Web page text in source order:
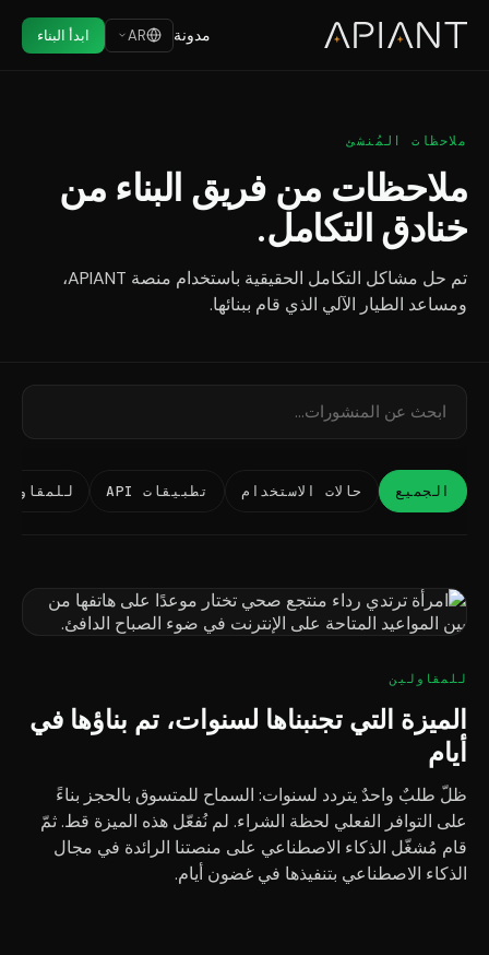
مدونة AR ابدأ البناء
ملاحظات المُنشئ
ملاحظات من فريق البناء من
خنادق التكامل.
تم حل مشاكل التكامل الحقيقية باستخدام منصة APIANT،
ومساعد الطيار الآلي الذي قام ببنائها.
الجميع حالات الاستخدام تطبيقات API
للمقاولين
الميزة التي تجنبناها لسنوات، تم بناؤها في
أيام
ظلّ طلبٌ واحدٌ يتردد لسنوات: السماح للمتسوق بالحجز بناءً
على التوافر الفعلي لحظة الشراء. لم نُفعّل هذه الميزة قط. ثمّ
قام مُشغّل الذكاء الاصطناعي على منصتنا الرائدة في مجال
الذكاء الاصطناعي بتنفيذها في غضون أيام.